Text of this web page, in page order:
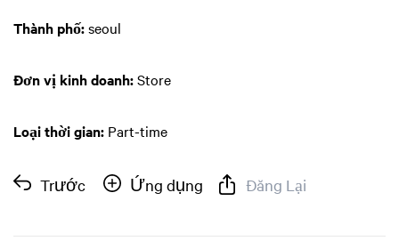
Thành phố:seoul
Đơn vị kinh doanh:Store
Loại thời gian: Part-time
Trước Ứng dụng Đăng Lại